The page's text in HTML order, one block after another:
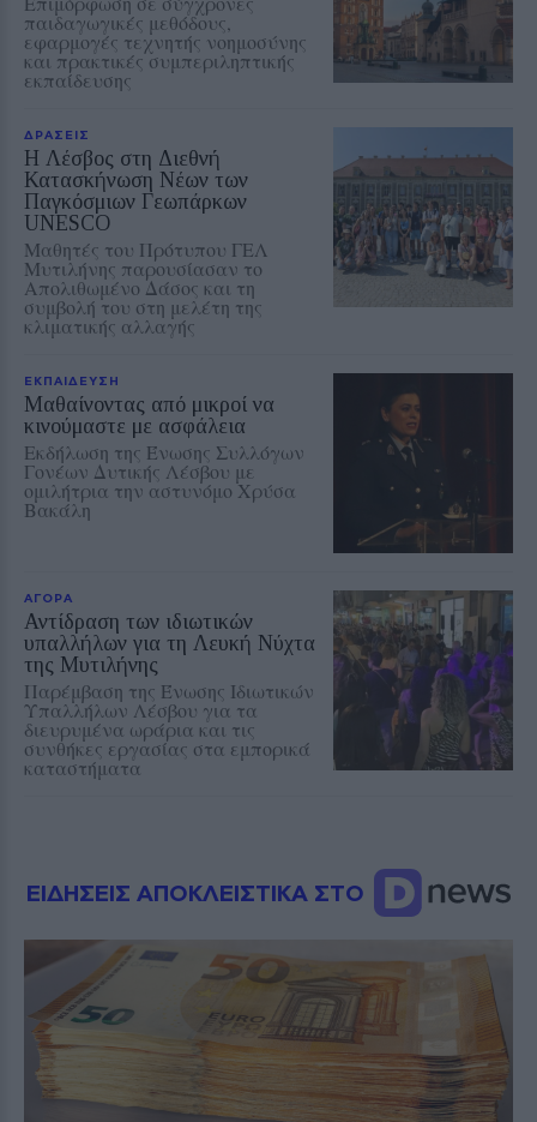
παιδαγωγικές μεθόδους,
εφαρμογές τεχνητής νοημοσύνης
και πρακτικές συμπεριληπτικής
εκπαίδευσης
ΔΡΑΣΕΙΣ
Η Λέσβος στη Διεθνή
Κατασκήνωση Νέων των
Παγκόσμιων Γεωπάρκων
UNESCO
Μαθητές του Πρότυπου ΓΕΛ
Μυτιλήνης παρουσίασαν το
Απολιθωμένο Δάσος και τη
συμβολή του στη μελέτη της
κλιματικής αλλαγής
ΕΚΠΑΙΔΕΥΣΗ
Μαθαίνοντας από μικροί να
κινούμαστε με ασφάλεια
Εκδήλωση της Ένωσης Συλλόγων
Γονέων Δυτικής Λέσβου με
ομιλήτρια την αστυνόμο Χρύσα
Βακάλη
ΑΓΟΡΑ
Αντίδραση των ιδιωτικών
υπαλλήλων για τη Λευκή Νύχτα
της Μυτιλήνης
Παρέμβαση της Ένωσης Ιδιωτικών
Υπαλλήλων Λέσβου για τα
διευρυμένα ωράρια και τις
συνθήκες εργασίας στα εμπορικά
καταστήματα
ΕΙΔΗΣΕΙΣ ΑΠΟΚΛΕΙΣΤΙΚΑ ΣΤΟ